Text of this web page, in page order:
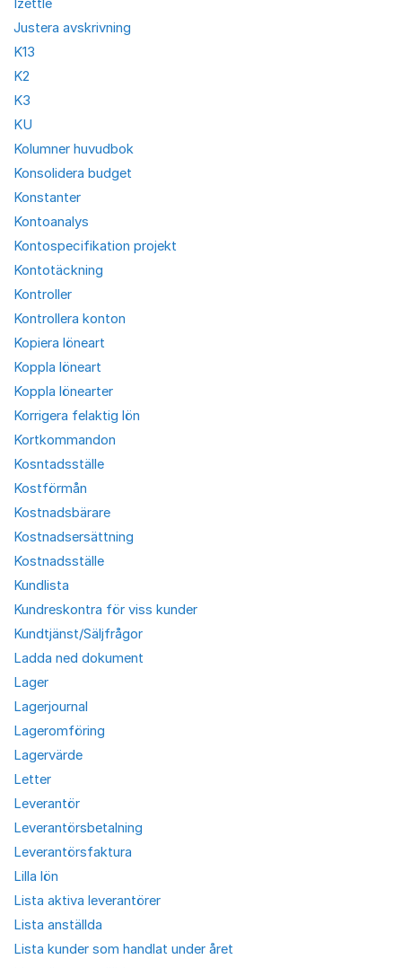
Izettle
Justera avskrivning
K13
K2
K3
KU
Kolumner huvudbok
Konsolidera budget
Konstanter
Kontoanalys
Kontospecifikation projekt
Kontotäckning
Kontroller
Kontrollera konton
Kopiera löneart
Koppla löneart
Koppla lönearter
Korrigera felaktig lön
Kortkommandon
Kosntadsställe
Kostförmån
Kostnadsbärare
Kostnadsersättning
Kostnadsställe
Kundlista
Kundreskontra för viss kunder
Kundtjänst/Säljfrågor
Ladda ned dokument
Lager
Lagerjournal
Lageromföring
Lagervärde
Letter
Leverantör
Leverantörsbetalning
Leverantörsfaktura
Lilla lön
Lista aktiva leverantörer
Lista anställda
Lista kunder som handlat under året